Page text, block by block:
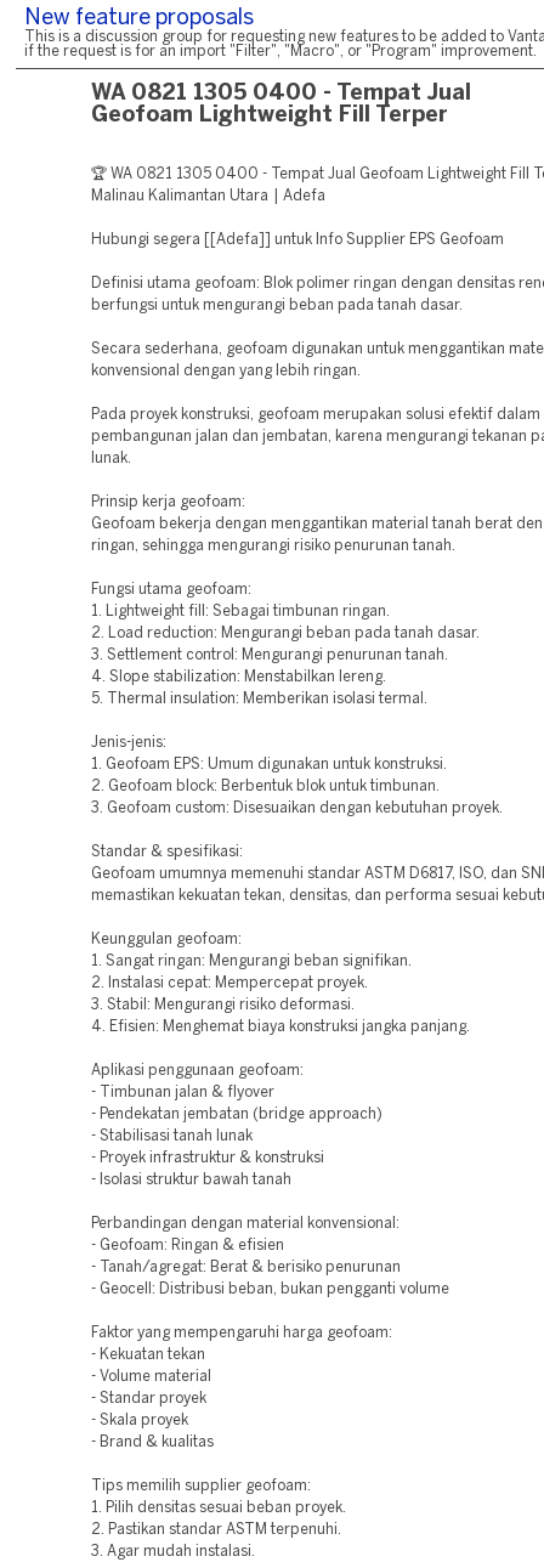
New feature proposals
This is a discussion group for requesting new features to be added to
if the request is for an import "Filter", "Macro", or "Program" improvement.
WA 0821 1305 0400 - Tempat Jual
Geofoam Lightweight Fill Terper
🏆 WA 0821 1305 0400 - Tempat Jual Geofoam Lightweight Fill
Malinau Kalimantan Utara | Adefa
Hubungi segera [[Adefa]] untuk Info Supplier EPS Geofoam
Definisi utama geofoam: Blok polimer ringan dengan densitas
berfungsi untuk mengurangi beban pada tanah dasar.
Secara sederhana, geofoam digunakan untuk menggantikan
konvensional dengan yang lebih ringan.
Pada proyek konstruksi, geofoam merupakan solusi efektif dalam
pembangunan jalan dan jembatan, karena mengurangi tekanan
lunak.
Prinsip kerja geofoam:
Geofoam bekerja dengan menggantikan material tanah berat
ringan, sehingga mengurangi risiko penurunan tanah.
Fungsi utama geofoam:
1. Lightweight fill: Sebagai timbunan ringan.
2. Load reduction: Mengurangi beban pada tanah dasar.
3. Settlement control: Mengurangi penurunan tanah.
4. Slope stabilization: Menstabilkan lereng.
5. Thermal insulation: Memberikan isolasi termal.
Jenis-jenis:
1. Geofoam EPS: Umum digunakan untuk konstruksi.
2. Geofoam block: Berbentuk blok untuk timbunan.
3. Geofoam custom: Disesuaikan dengan kebutuhan proyek.
Standar & spesifikasi:
Geofoam umumnya memenuhi standar ASTM D6817, ISO, dan
memastikan kekuatan tekan, densitas, dan performa sesuai
Keunggulan geofoam:
1. Sangat ringan: Mengurangi beban signifikan.
2. Instalasi cepat: Mempercepat proyek.
3. Stabil: Mengurangi risiko deformasi.
4. Efisien: Menghemat biaya konstruksi jangka panjang.
Aplikasi penggunaan geofoam:
- Timbunan jalan & flyover
- Pendekatan jembatan (bridge approach)
- Stabilisasi tanah lunak
- Proyek infrastruktur & konstruksi
- Isolasi struktur bawah tanah
Perbandingan dengan material konvensional:
- Geofoam: Ringan & efisien
- Tanah/agregat: Berat & berisiko penurunan
- Geocell: Distribusi beban, bukan pengganti volume
Faktor yang mempengaruhi harga geofoam:
- Kekuatan tekan
- Volume material
- Standar proyek
- Skala proyek
- Brand & kualitas
Tips memilih supplier geofoam:
1. Pilih densitas sesuai beban proyek.
2. Pastikan standar ASTM terpenuhi.
3. Agar mudah instalasi.